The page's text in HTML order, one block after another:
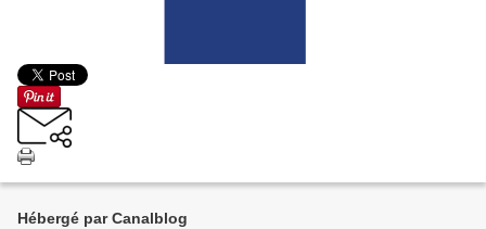
Hébergé par Canalblog